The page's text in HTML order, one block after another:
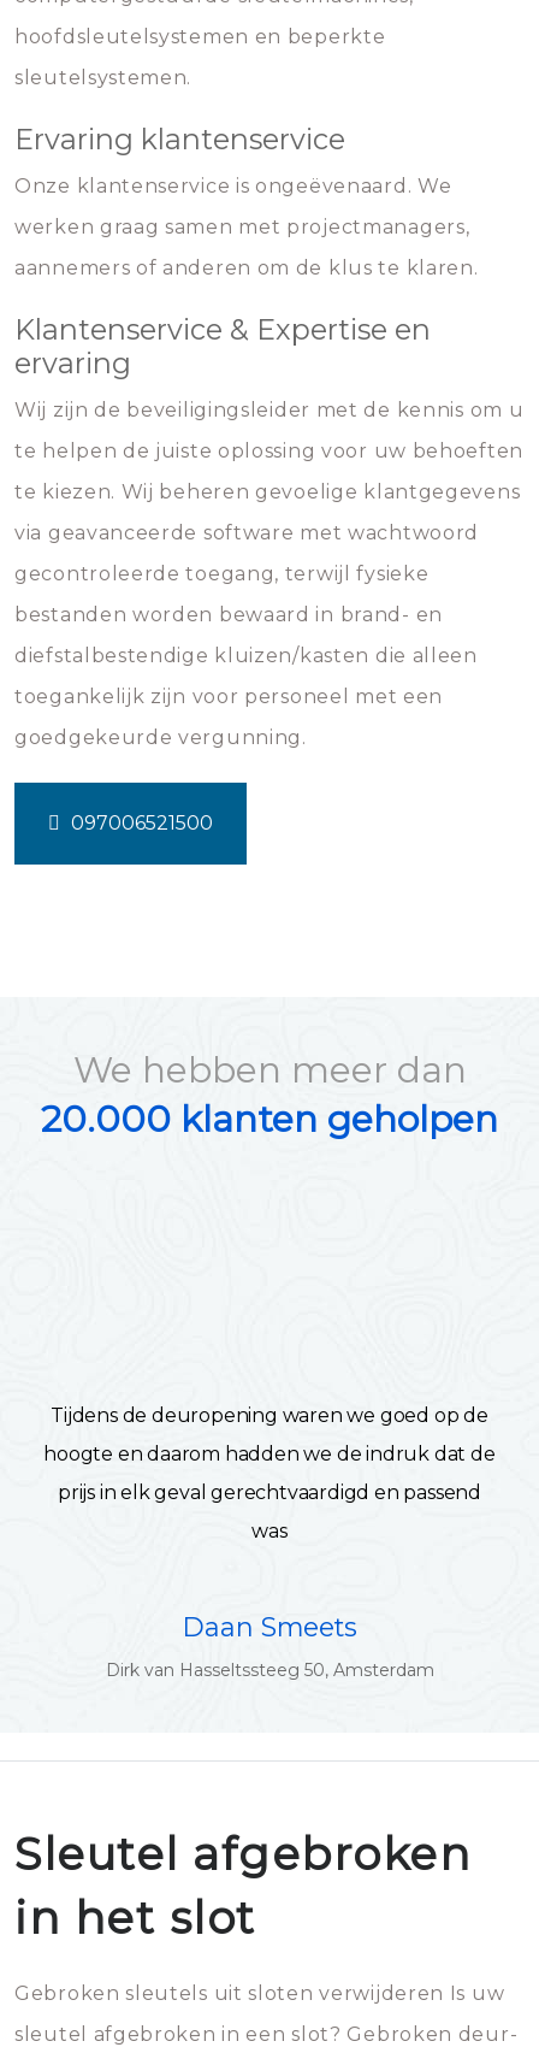
hoofdsleutelsystemen en beperkte
sleutelsystemen.
Ervaring klantenservice
Onze klantenservice is ongeëvenaard. We
werken graag samen met projectmanagers,
aannemers of anderen om de klus te klaren.
Klantenservice & Expertise en
ervaring
Wij zijn de beveiligingsleider met de kennis om u
te helpen de juiste oplossing voor uw behoeften
te kiezen. Wij beheren gevoelige klantgegevens
via geavanceerde software met wachtwoord
gecontroleerde toegang, terwijl fysieke
bestanden worden bewaard in brand- en
diefstalbestendige kluizen/kasten die alleen
toegankelijk zijn voor personeel met een
goedgekeurde vergunning.
097006521500
We hebben meer dan
20.000 klanten geholpen
Tijdens de deuropening waren we goed op de
hoogte en daarom hadden we de indruk dat de
prijs in elk geval gerechtvaardigd en passend
was
Daan Smeets
Dirk van Hasseltssteeg 50, Amsterdam
Sleutel afgebroken
in het slot
Gebroken sleutels uit sloten verwijderen Is uw
sleutel afgebroken in een slot? Gebroken deur-